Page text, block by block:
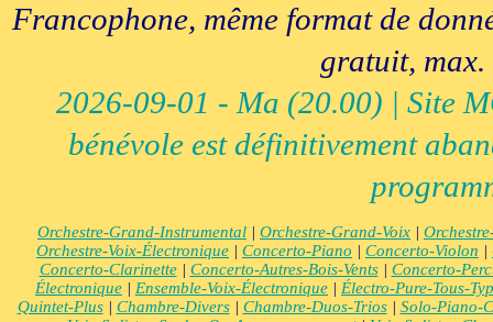
Francophone, même format de
gratuit,
2026-09-01 - Ma (20.00) | Site
bénévole est définitivement
Orchestre-Grand-Instrumental | Orchestre-Grand-Voix |
Orchestre-Voix-Électronique | Concerto-Piano | Concerto-Violon |
Concerto-Clarinette| Concerto-Autres-Bois-Vents| Concerto-
Électronique | Ensemble-Voix-Électronique | Électro-Pure-Tous-
Quintet-Plus| Chambre-Divers| Chambre-Duos-Trios| Solo-Piano-